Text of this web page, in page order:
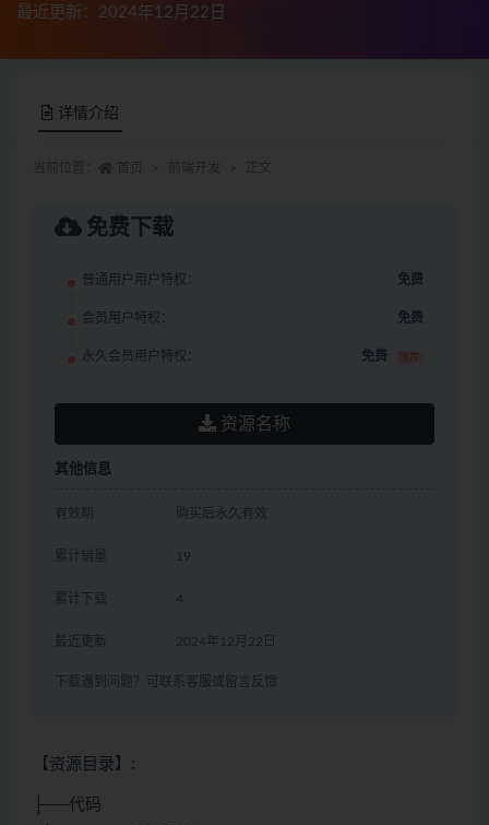
最近更新：2024年12月22日
详情介绍
免费下载
普通用户用户特权： 免费
会员用户特权： 免费
永久会员用户特权： 免费 推荐
资源名称
其他信息
有效期 购买后永久有效
累计销量 19
累计下载 4
最近更新 2024年12月22日
下载遇到问题？可联系客服或留言反馈
【资源目录】:
├──代码